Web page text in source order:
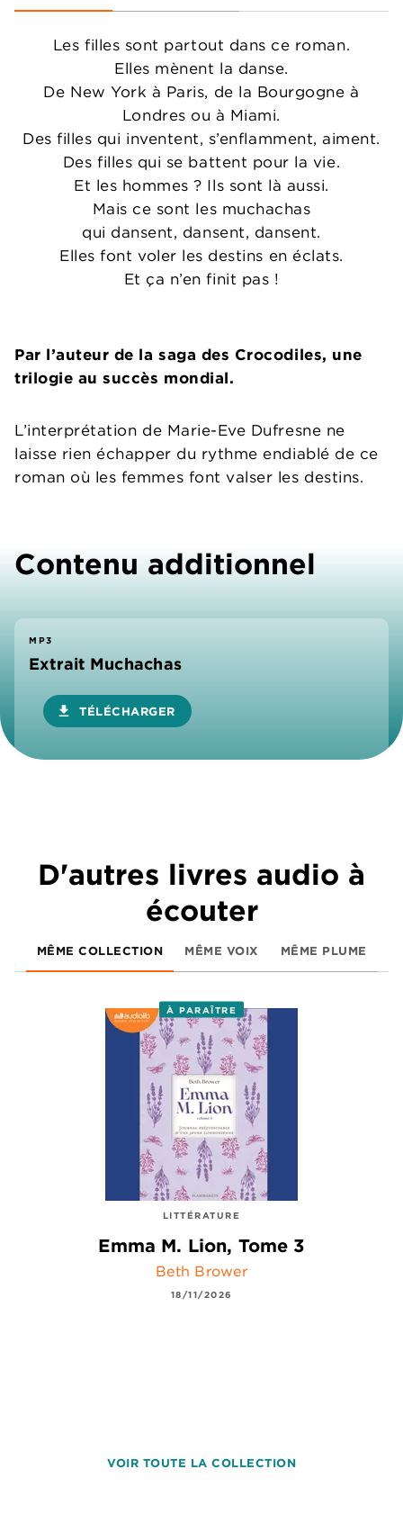
Les filles sont partout dans ce roman.
Elles mènent la danse.
De New York à Paris, de la Bourgogne à
Londres ou à Miami.
Des filles qui inventent, s’enflamment, aiment.
Des filles qui se battent pour la vie.
Et les hommes ? Ils sont là aussi.
Mais ce sont les muchachas
qui dansent, dansent, dansent.
Elles font voler les destins en éclats.
Et ça n’en finit pas !
Par l’auteur de la saga des Crocodiles, une
trilogie au succès mondial.
L’interprétation de Marie-Eve Dufresne ne
laisse rien échapper du rythme endiablé de ce
roman où les femmes font valser les destins.
Contenu additionnel
MP3
Extrait Muchachas
download TÉLÉCHARGER
D'autres livres audio à
écouter
MÊME COLLECTION MÊME VOIX MÊME PLUME
À PARAÎTRE
LITTÉRATURE
Emma M. Lion, Tome 3
Beth Brower
18/11/2026
VOIR TOUTE LA COLLECTION